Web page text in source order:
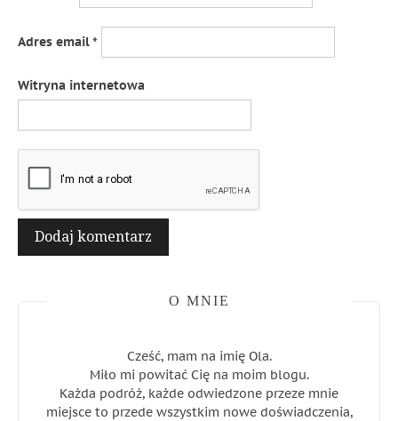
Adres email*
Witryna internetowa
O MNIE
Cześć, mam na imię Ola.
Miło mi powitać Cię na moim blogu.
Każda podróż, każde odwiedzone przeze mnie
miejsce to przede wszystkim nowe doświadczenia,